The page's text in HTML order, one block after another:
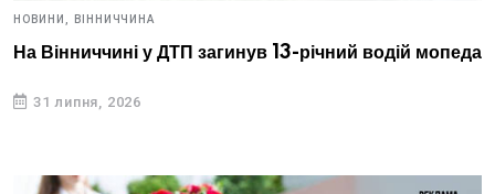
НОВИНИ, ВІННИЧЧИНА
На Вінниччині у ДТП загинув 13-річний водій мопеда
31 липня, 2026